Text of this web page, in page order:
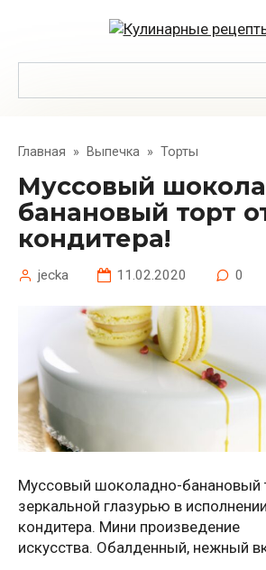
Главная » Выпечка » Торты
Муссовый шоколадно-
банановый торт
кондитера!
jecka 11.02.2020 0
Муссовый шоколадно-банановый
зеркальной глазурью в
кондитера. Мини произведение
искусства. Обалденный, нежный